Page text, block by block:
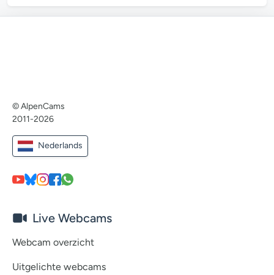
© AlpenCams
2011-2026
Nederlands
Live Webcams
Webcam overzicht
Uitgelichte webcams